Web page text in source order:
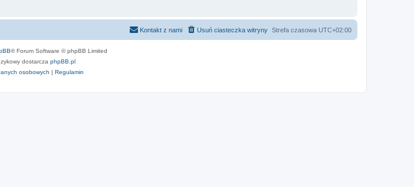
Strefa czasowa UTC+02:00
Usuń ciasteczka witryny
Kontakt z nami
® Forum Software © phpBB Limited
dostarcza phpBB.pl
osobowych | Regulamin